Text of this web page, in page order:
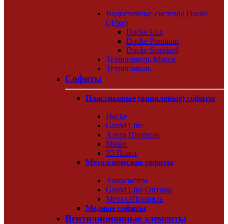
Водосточные системы Docke
(Дёке)
Docke Lux
Docke Premium
Docke Standard
Технониколь Макси
Технониколь
Софиты
Пластиковые (виниловые) софиты
Docke
Grand Line
Альта Профиль
Mitten
Ю-Пласт
Металлические софиты
Аквасистем
Grand Line Оптима
МеталлПрофиль
Медные софиты
Вентиляционные элементы